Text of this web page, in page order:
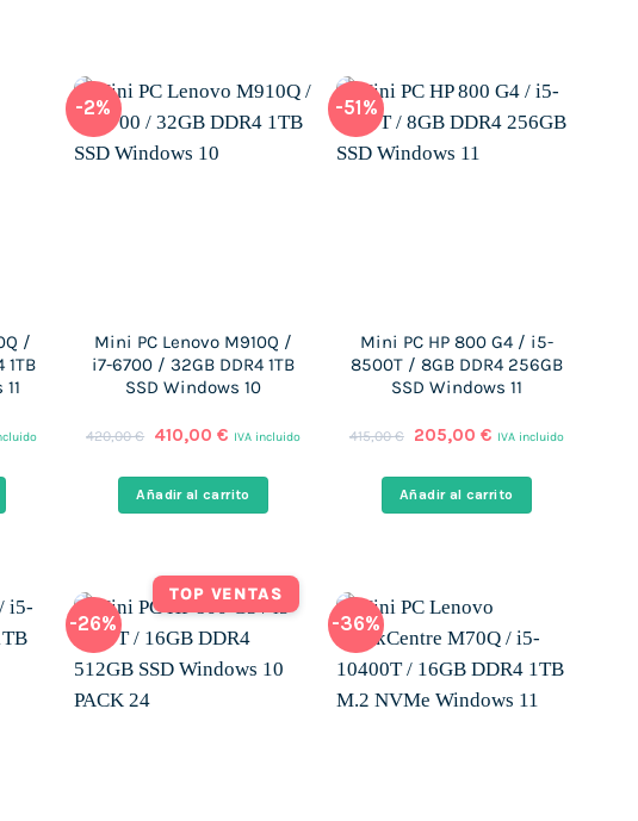
/
1TB
€.
-2%
Mini PC Lenovo M910Q /
i7-6700 / 32GB DDR4 1TB
SSD Windows 10
420,00€
El
era:
420,00 €.
410,00 €El
es:
410,00 €.
IVA incluido
Añadir al carrito
-51%
Mini PC HP 800 G4 / i5-
8500T / 8GB DDR4 256GB
SSD Windows 11
415,00€
El
era:
415,00 €.
205,00 €El
es:
205,00 €.
IVA incluido
Añadir al carrito
-26%
TOP VENTAS
-36%